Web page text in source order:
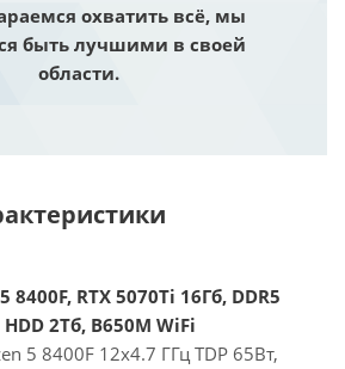
охватить всё, мы
быть лучшими в своей
области.
RTX 5070Ti 16Гб, DDR5
HDD 2Тб, B650M WiFi
5 8400F 12x4.7 ГГц TDP 65Вт,